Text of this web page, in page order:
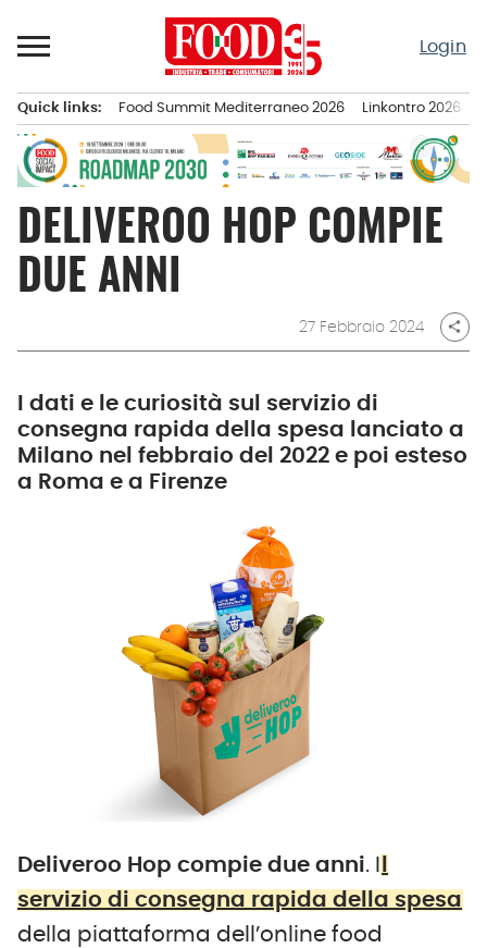
al
Login
principale
Quick links: Food Summit Mediterraneo 2026 Linkontro 2026
DELIVEROO HOP COMPIE
DUE ANNI
27 Febbraio 2024 share
I dati e le curiosità sul servizio di
consegna rapida della spesa lanciato a
Milano nel febbraio del 2022 e poi esteso
a Roma e a Firenze
Deliveroo Hop compie due anni. I
servizio di consegna rapida della spesa
della piattaforma dell’online food